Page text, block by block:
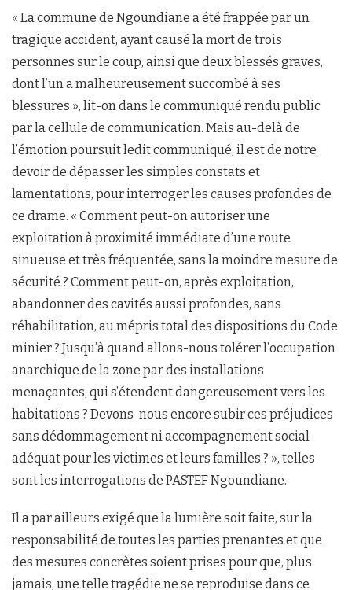
« La commune de Ngoundiane a été frappée par un
tragique accident, ayant causé la mort de trois
personnes sur le coup, ainsi que deux blessés graves,
dont l’un a malheureusement succombé à ses
blessures », lit-on dans le communiqué rendu public
par la cellule de communication. Mais au-delà de
l’émotion poursuit ledit communiqué, il est de notre
devoir de dépasser les simples constats et
lamentations, pour interroger les causes profondes de
ce drame. « Comment peut-on autoriser une
exploitation à proximité immédiate d’une route
sinueuse et très fréquentée, sans la moindre mesure de
sécurité ? Comment peut-on, après exploitation,
abandonner des cavités aussi profondes, sans
réhabilitation, au mépris total des dispositions du Code
minier ? Jusqu’à quand allons-nous tolérer l’occupation
anarchique de la zone par des installations
menaçantes, qui s’étendent dangereusement vers les
habitations ? Devons-nous encore subir ces préjudices
sans dédommagement ni accompagnement social
adéquat pour les victimes et leurs familles ? », telles
sont les interrogations de PASTEF Ngoundiane.
Il a par ailleurs exigé que la lumière soit faite, sur la
responsabilité de toutes les parties prenantes et que
des mesures concrètes soient prises pour que, plus
jamais, une telle tragédie ne se reproduise dans ce